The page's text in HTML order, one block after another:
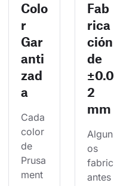
Colo
r
Gar
anti
zad
a
Cada
color
de
Prusa
ment
Fab
rica
ción
de
±0.0
2
mm
Algun
os
fabric
antes